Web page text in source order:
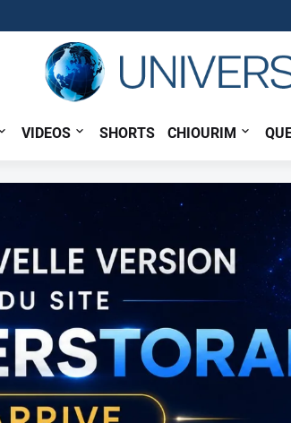
VIDEOS SHORTS CHIOURIM